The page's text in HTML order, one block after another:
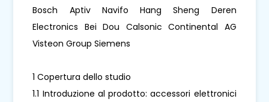
Bosch Aptiv Navifo Hang Sheng Deren
Electronics Bei Dou Calsonic Continental AG
Visteon Group Siemens
1 Copertura dello studio
1.1 Introduzione al prodotto: accessori elettronici